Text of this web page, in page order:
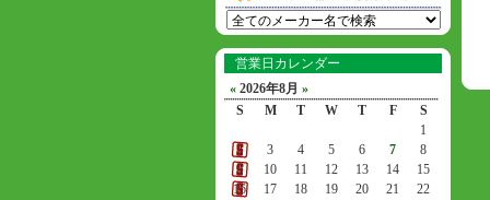
営業日カレンダー
« 2026年8月 »
S
M T W T F
S
1
2
3 4 5 6 7
8
9
10 11 12 13 14
15
16
17 18 19 20 21 22